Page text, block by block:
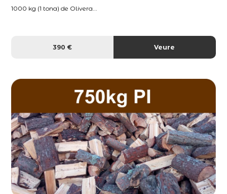
1000 kg (1 tona) de Olivera...
390 € Veure